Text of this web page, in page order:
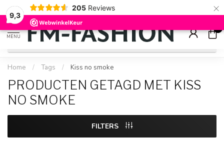
9,3
205 Reviews ×
Check onzesale artikelenvoor flinke kortingen
MENU
0
Home / Tags / Kiss no smoke
PRODUCTEN GETAGD MET KISS
NO SMOKE
FILTERS